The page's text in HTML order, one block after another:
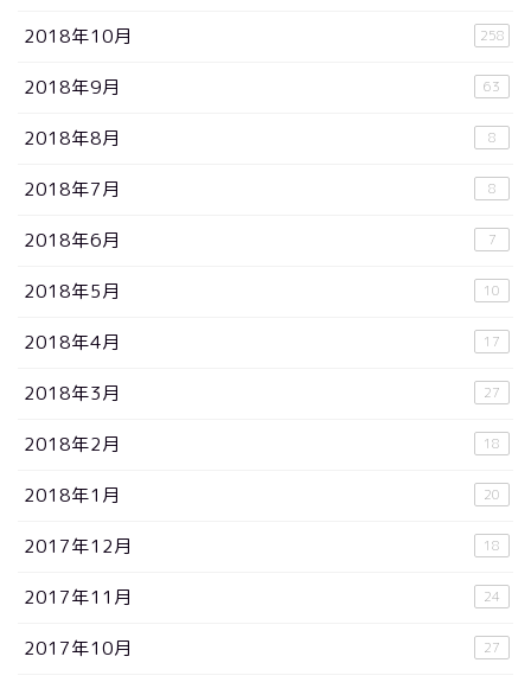
2018年10月 258
2018年9月 63
2018年8月 8
2018年7月 8
2018年6月 7
2018年5月 10
2018年4月 17
2018年3月 27
2018年2月 18
2018年1月 20
2017年12月 18
2017年11月 24
2017年10月 27